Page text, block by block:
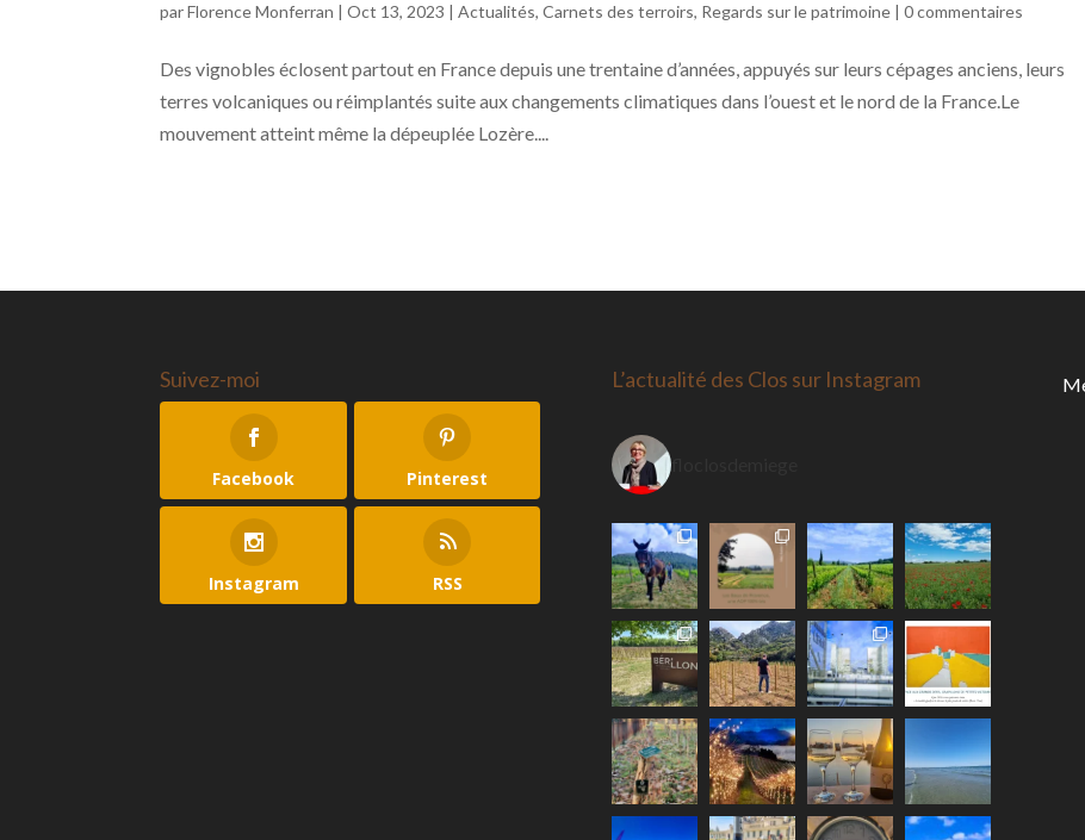
parFlorence Monferran |Oct 13, 2023 |Actualités,Carnets des terroirs, Regards sur le patrimoine |0 commentaires
Des vignobles éclosent partout en France depuis une trentaine d’années, appuyés sur leurs cépages anciens, leurs
terres volcaniques ou réimplantés suite aux changements climatiques dans l’ouest et le nord de la France.Le
mouvement atteint même la dépeuplée Lozère....
Suivez-moi
Facebook Pinterest
Instagram RSS
L’actualité des Clos sur Instagram
floclosdemiege